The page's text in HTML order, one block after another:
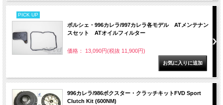
PICK UP
ポルシェ・996カレラ/997カレラ各モデル ATメンテナン
スセット ATオイルフィルター
価格： 13,090円(税抜 11,900円)
996カレラ/986ボクスター・クラッチキットFVD Sport
Clutch Kit (600NM)